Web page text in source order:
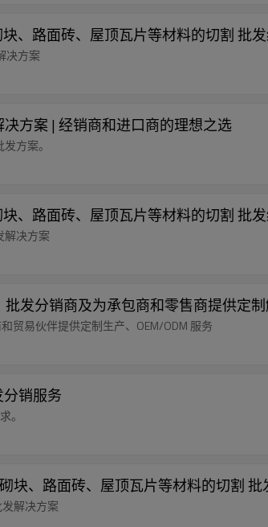
、路面砖、屋顶瓦片等材料的切割 批
决方案
方案 | 经销商和进口商的理想之选
方案。
、路面砖、屋顶瓦片等材料的切割 批
解决方案
发分销商及为承包商和零售商提供定
贸易伙伴提供定制生产、OEM/ODM 服务
销服务
。
块、路面砖、屋顶瓦片等材料的切割 批
解决方案